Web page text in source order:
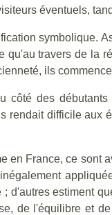
éventuels,
symbolique.
qu'au travers de la
ils
côté des
rendait difficile aux
en France, ce sont
; d'autres estiment
de l'équilibre et